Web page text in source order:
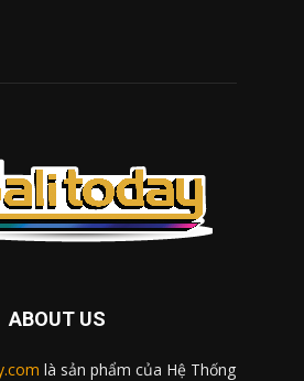
ABOUT US
là sản phẩm của Hệ Thống